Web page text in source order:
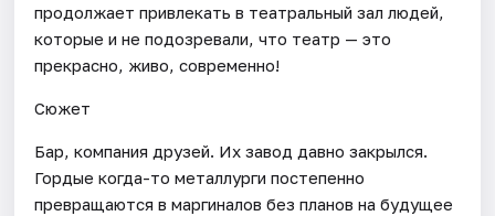
продолжает привлекать в театральный зал людей,
которые и не подозревали, что театр — это
прекрасно, живо, современно!
Сюжет
Бар, компания друзей. Их завод давно закрылся.
Гордые когда-то металлурги постепенно
превращаются в маргиналов без планов на будущее